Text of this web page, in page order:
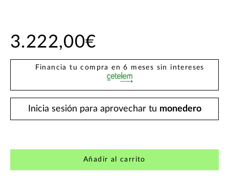
3.222,00€
Financia tu compra en 6 meses sin intereses
Inicia sesión para aprovechar tu monedero
Añadir al carrito